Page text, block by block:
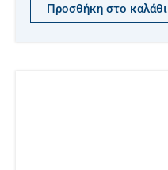
Προσθήκη στο καλάθι